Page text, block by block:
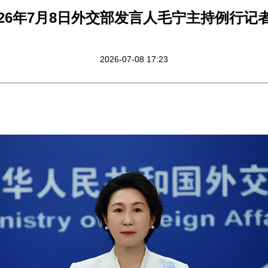
年7月8日外交部发言人毛宁主持例行记
2026-07-08 17:23